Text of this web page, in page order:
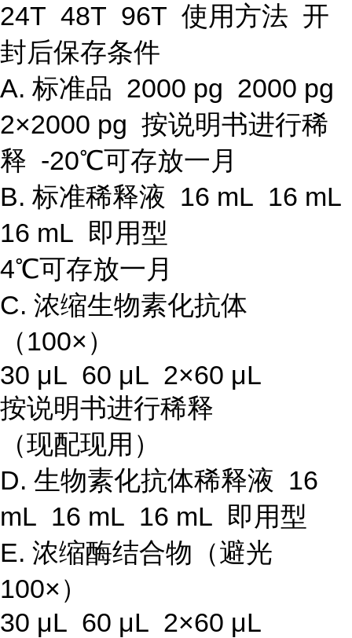
24T 48T 96T 使用方法 开
封后保存条件
A. 标准品 2000 pg 2000 pg
2×2000 pg 按说明书进行稀
释 -20℃可存放一月
B. 标准稀释液 16 mL 16 mL
16 mL 即用型
4℃可存放一月
C. 浓缩生物素化抗体
（100×）
30 μL 60 μL 2×60 μL
按说明书进行稀释
（现配现用）
D. 生物素化抗体稀释液 16
mL 16 mL 16 mL 即用型
E. 浓缩酶结合物（避光
100×）
30 μL 60 μL 2×60 μL